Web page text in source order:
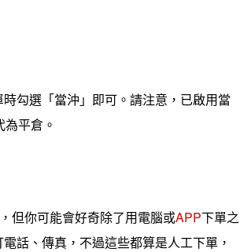
勾選「當沖」即可。請注意，已啟用當
平倉。
但你可能會好奇除了用電腦或APP下單之
話、傳真，不過這些都算是人工下單，